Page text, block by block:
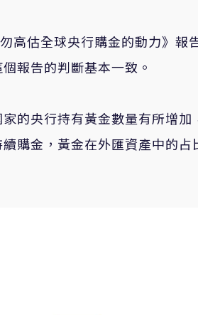
高估全球央行購金的動力》報
報告的判斷基本一致。
的央行持有黃金數量有所增加
購金，黃金在外匯資產中的占